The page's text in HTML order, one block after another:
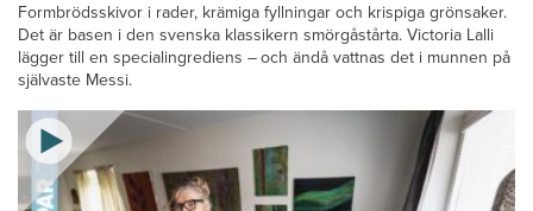
Formbrödsskivor i rader, krämiga fyllningar och krispiga grönsaker.
Det är basen i den svenska klassikern smörgåstårta. Victoria Lalli
lägger till en specialingrediens – och ändå vattnas det i munnen på
självaste Messi.